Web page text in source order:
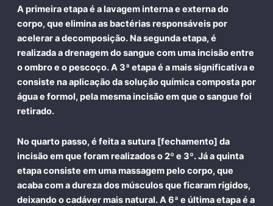
A primeira etapa é a lavagem interna e externa do
corpo, que elimina as bactérias responsáveis por
acelerar a decomposição. Na segunda etapa, é
realizada a drenagem do sangue com uma incisão entre
o ombro e o pescoço. A 3ª etapa é a mais significativa e
consiste na aplicação da solução química composta por
água e formol, pela mesma incisão em que o sangue foi
retirado.
No quarto passo, é feita a sutura [fechamento] da
incisão em que foram realizados o 2º e 3º. Já a quinta
etapa consiste em uma massagem pelo corpo, que
acaba com a dureza dos músculos que ficaram rígidos,
deixando o cadáver mais natural. A 6ª e última etapa é a